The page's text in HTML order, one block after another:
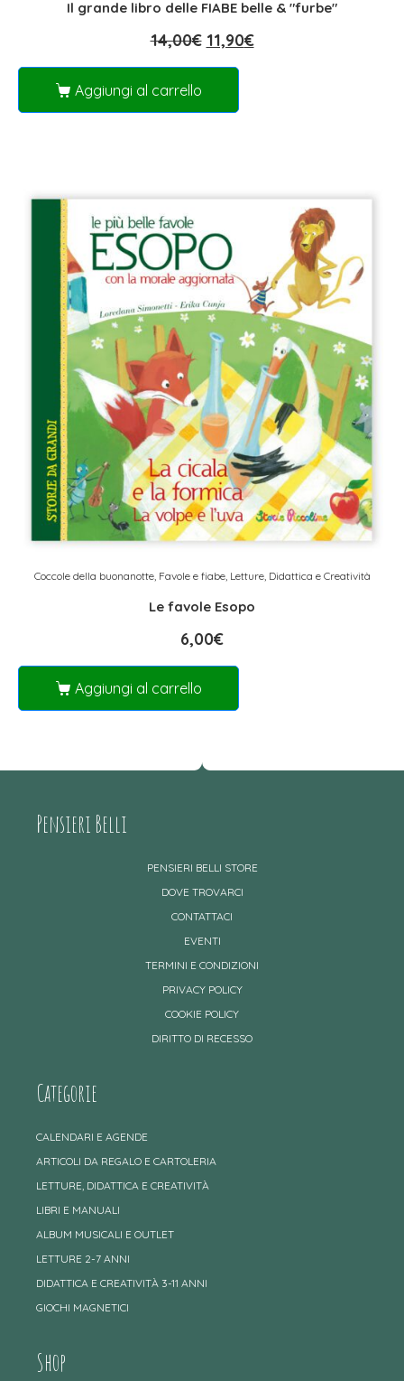
Il grande libro delle FIABE belle & "furbe"
14,00€ 11,90€
Aggiungi al carrello
Coccole della buonanotte, Favole e fiabe, Letture, Didattica e Creatività
Le favole Esopo
6,00€
Aggiungi al carrello
Pensieri Belli
PENSIERI BELLI STORE
DOVE TROVARCI
CONTATTACI
EVENTI
TERMINI E CONDIZIONI
PRIVACY POLICY
COOKIE POLICY
DIRITTO DI RECESSO
Categorie
CALENDARI E AGENDE
ARTICOLI DA REGALO E CARTOLERIA
LETTURE, DIDATTICA E CREATIVITÀ
LIBRI E MANUALI
ALBUM MUSICALI E OUTLET
LETTURE 2-7 ANNI
DIDATTICA E CREATIVITÀ 3-11 ANNI
GIOCHI MAGNETICI
Shop